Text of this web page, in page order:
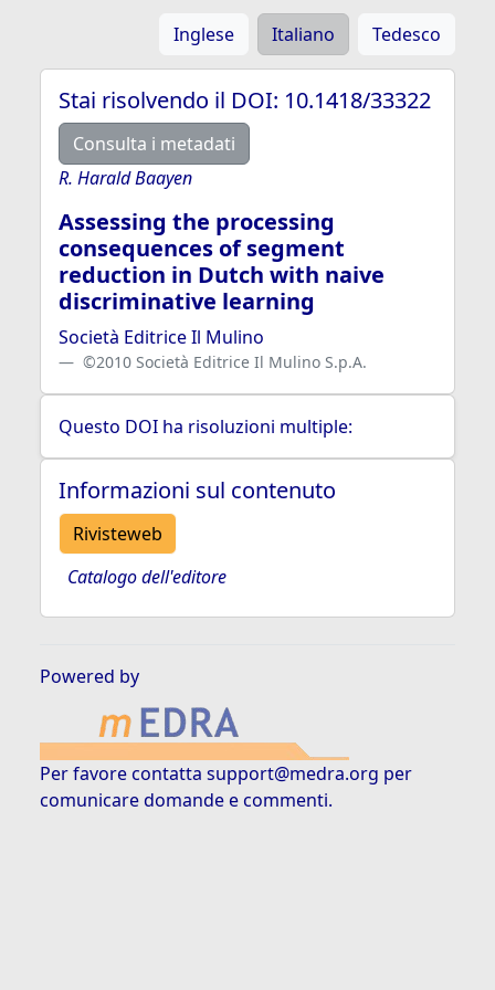
Inglese Italiano Tedesco
Stai risolvendo il DOI: 10.1418/33322
Consulta i metadati
R. Harald Baayen
Assessing the processing
consequences of segment
reduction in Dutch with naive
discriminative learning
Società Editrice Il Mulino
©2010 Società Editrice Il Mulino S.p.A.
Questo DOI ha risoluzioni multiple:
Informazioni sul contenuto
Rivisteweb
Catalogo dell'editore
Powered by
Per favore contatta support@medra.org per
comunicare domande e commenti.